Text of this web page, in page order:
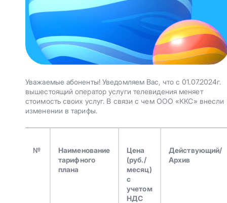
Уважаемые абоненты! Уведомляем Вас, что с 01.07.2024г.
вышестоящий оператор услуги телевидения меняет
стоимость своих услуг. В связи с чем ООО «ККС» внесли
изменении в тарифы.
№
Наименование
тарифного
плана
Цена
(руб./
месяц)
с
учетом
НДС
Действующий/
Архив